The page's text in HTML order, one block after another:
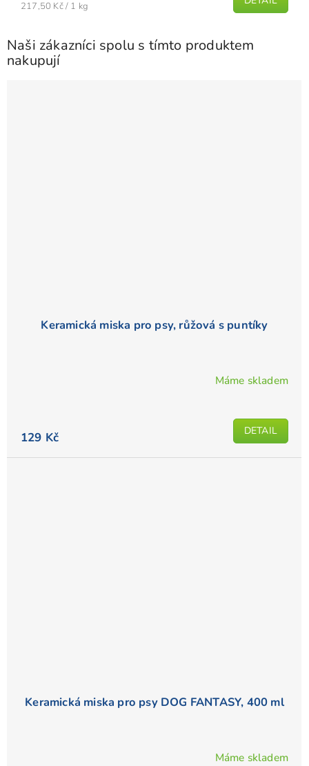
je
5
hvězdiček.
Měrná
217,50 Kč / 1 kg
Naši zákazníci spolu s tímto produktem
nakupují
Keramická miska pro psy, růžová s puntíky
Máme skladem
129 Kč DETAIL
Keramická miska pro psy DOG FANTASY, 400 ml
Máme skladem